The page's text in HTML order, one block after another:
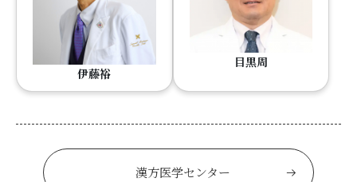
伊藤裕
目黒周
漢方医学センター